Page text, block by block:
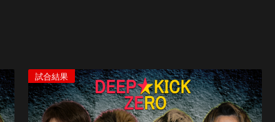
試合結果